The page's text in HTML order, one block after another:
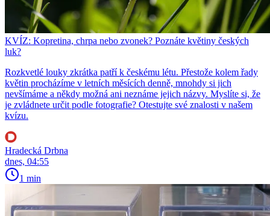
KVÍZ: Kopretina, chrpa nebo zvonek? Poznáte květiny českých
luk?
Rozkvetlé louky zkrátka patří k českému létu. Přestože kolem řady
květin procházíme v letních měsících denně, mnohdy si jich
nevšímáme a někdy možná ani neznáme jejich názvy. Myslíte si, že
je zvládnete určit podle fotografie? Otestujte své znalosti v našem
kvízu.
Hradecká Drbna
dnes, 04:55
1 min